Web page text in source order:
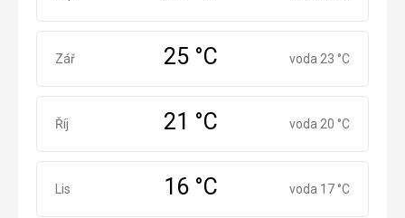
Září
Zář 25 °C voda 23 °C
Říjen
Říj 21 °C voda 20 °C
Listopad
Lis 16 °C voda 17 °C